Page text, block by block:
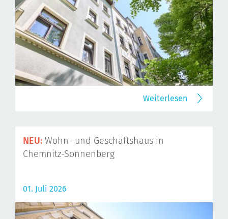
Weiterlesen
NEU: Wohn- und Geschäftshaus in
Chemnitz-Sonnenberg
01. Juli 2026